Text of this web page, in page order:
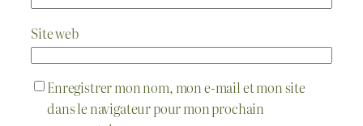
Site web
Enregistrer mon nom, mon e-mail et mon site
dans le navigateur pour mon prochain